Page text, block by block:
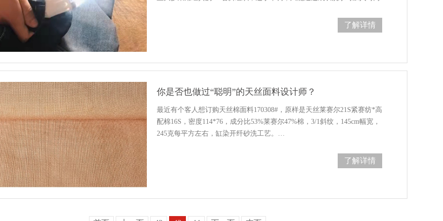
了解详情
你是否也做过“聪明”的天丝面料设计师？
最近有个客人想订购天丝棉面料170308#，原样是天丝莱赛尔21S紧赛纺*高
配棉16S，密度114*76，成分比53%莱赛尔47%棉，3/1斜纹，145cm幅宽，
245克每平方左右，缸染开纤砂洗工艺。…
了解详情